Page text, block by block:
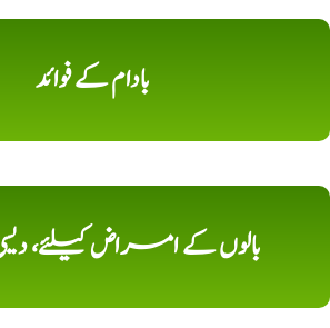
بادام کے فوائد
بالوں کے امراض کیلئے،